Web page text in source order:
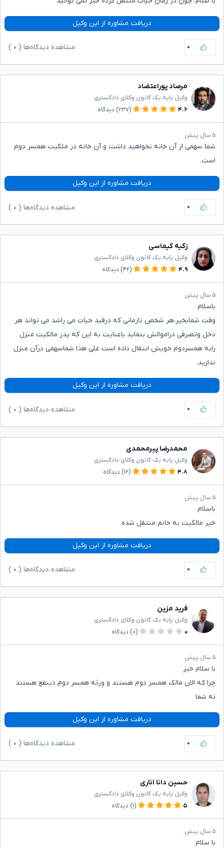
دریافت مشاوره از این وکیل
۰ مشاهده دیدگاه‌ها ( ۰
مرصاد پوراعتضاد
وکیل پایه یک کانون وکلای دادگستری
۴.۶
(۲۳۷) دیدگاه
۵ سال پیش
شما سهمی از آن خانه نخواهید داشت و آن خانه در ملکیت همسر دوم
است.
دریافت مشاوره از این وکیل
۰ مشاهده دیدگاه‌ها ( ۰
زکیه کیماسی
وکیل پایه یک کانون وکلای دادگستری
۴.۹
(۴۲) دیدگاه
۵ سال پیش
باسلام
وقت شمابخیر،هر شخص تازمانی که درقید حیات می راشد می تواند هر
دخل وتصرفی دراموالش بنماید باعنایت به این که پدر مالکیت منزل
رابه همسردوم خویش انتقال داده است علی هذا شماسهمی درآن منزل
ندارید.
دریافت مشاوره از این وکیل
۰ مشاهده دیدگاه‌ها ( ۰
محمدرضا پیرمحمدی
وکیل پایه یک کانون وکلای دادگستری
۴.۸
(۱۲) دیدگاه
۵ سال پیش
باسلام
خیر مالکیت به خانم منتقل شده
دریافت مشاوره از این وکیل
۰ مشاهده دیدگاه‌ها ( ۰
فرید مزین
وکیل پایه یک کانون وکلای دادگستری
۰
(۰) دیدگاه
۵ سال پیش
با سلام خیر
چرا که الان مالک همسر دوم هستند و ورثه همسر دوم دینفع هستند
نه شما
دریافت مشاوره از این وکیل
۰ مشاهده دیدگاه‌ها ( ۰
حسین دانا اناری
وکیل پایه یک کانون وکلای دادگستری
۵
(۱) دیدگاه
۵ سال پیش
با سلام